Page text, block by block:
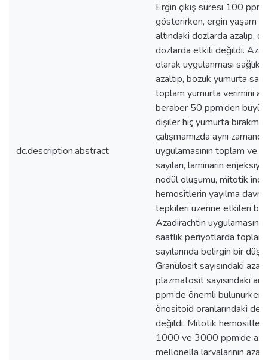
dc.description.abstract
Ergin çıkış süresi 100
gösterirken, ergin yaşam
altındaki dozlarda azalıp,
dozlarda etkili değildi.
olarak uygulanması sağlıklı
azaltıp, bozuk yumurta
toplam yumurta verimini
beraber 50 ppm’den
dişiler hiç yumurta
çalışmamızda aynı
uygulamasının toplam ve
sayıları, laminarin
nodül oluşumu, mitotik
hemositlerin yayılma
tepkileri üzerine etkileri
Azadirachtin
saatlik periyotlarda
sayılarında belirgin bir
Granülosit sayısındaki
plazmatosit sayısındaki
ppm’de önemli
önositoid oranlarındaki
değildi. Mitotik
1000 ve 3000 ppm’de
mellonella larvalarının